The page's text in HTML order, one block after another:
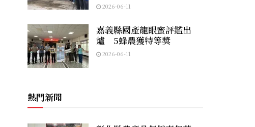
2026-06-11
嘉義縣國產龍眼蜜評鑑出
爐 5蜂農獲特等獎
2026-06-11
熱門新聞